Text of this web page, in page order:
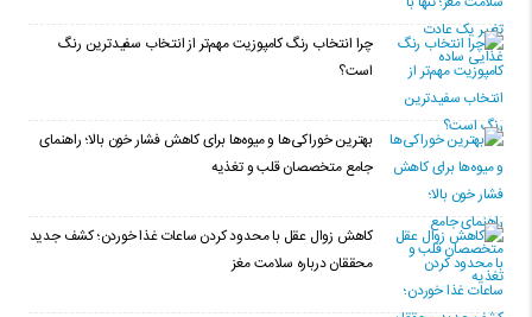
چرا انتخاب رنگ کامپوزیت مهم‌تر از انتخاب سفیدترین رنگ
است؟
بهترین خوراکی‌ها و میوه‌ها برای کاهش فشار خون بالا؛ راهنمای
جامع متخصصان قلب و تغذیه
کاهش زوال عقل با محدود کردن ساعات غذا خوردن؛ کشف جدید
محققان درباره سلامت مغز